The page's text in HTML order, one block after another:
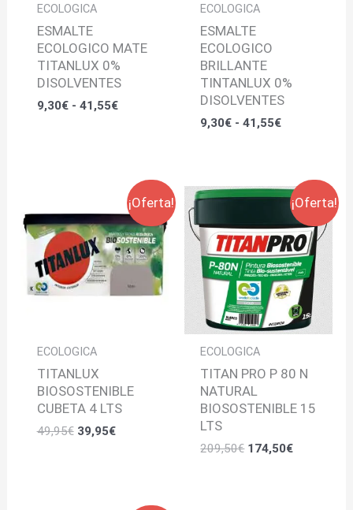
ECOLOGICA
ESMALTE
ECOLOGICO MATE
TITANLUX 0%
DISOLVENTES
9,30€ - 41,55€
ECOLOGICA
ESMALTE
ECOLOGICO
BRILLANTE
TINTANLUX 0%
DISOLVENTES
9,30€ - 41,55€
¡Oferta!
ECOLOGICA
TITANLUX
BIOSOSTENIBLE
CUBETA 4 LTS
49,95€
original
era:
49,95€.
39,95€
precio
actual
es:
39,95€.
¡Oferta!
ECOLOGICA
TITAN PRO P 80 N
NATURAL
BIOSOSTENIBLE 15
LTS
209,50€
El
era:
209,50€.
174,50€
El
precio
actual
es:
174,50€.